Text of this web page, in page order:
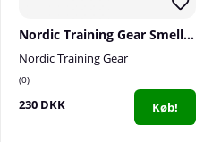
Nordic Training Gear Smelling Salt, Candy Rush
Nordic Training Gear
0
230 DKK Køb!